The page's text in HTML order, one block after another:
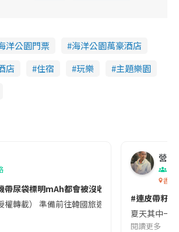
洋公園門票
海洋公園萬豪酒店
店 住宿 玩樂
主題樂園
帶尿袋標明mAh都會被沒收😱出發前切記檢查
權轉載） 準備前往韓國旅遊的民眾，近期要
營養
香港
#連皮帶籽
夏天其中一
閱讀更多